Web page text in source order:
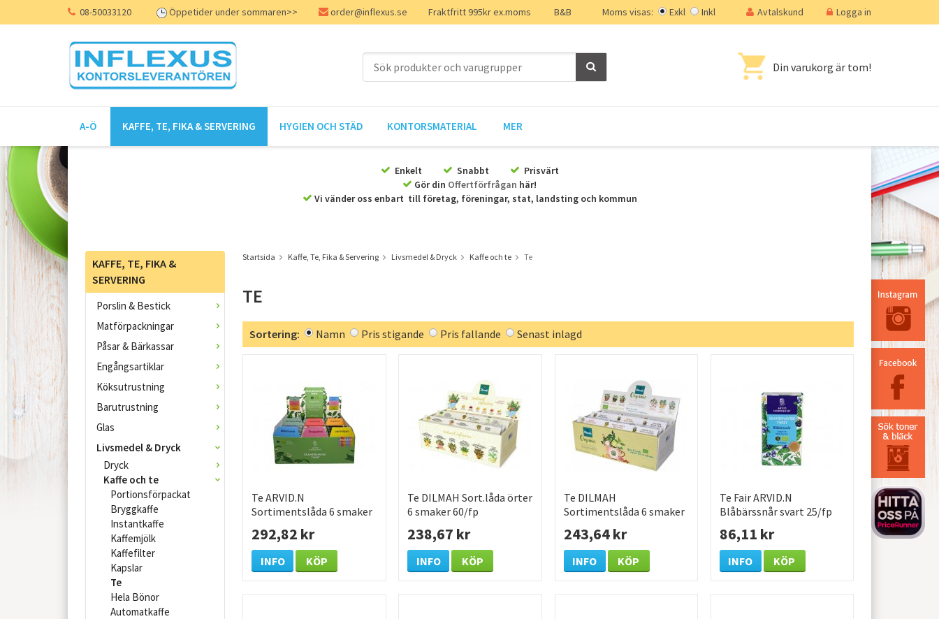
08-50033120 Öppetider under sommaren>> order@inflexus.se Fraktfritt 995kr ex.moms B&B Avtalskund Logga in
Moms visas: Exkl Inkl
Din varukorg är tom!
A-Ö KAFFE, TE, FIKA & SERVERING HYGIEN OCH STÄD KONTORSMATERIAL MER
Enkelt Snabbt
Prisvärt
Gör din Offertförfrågan här!
Vi vänder oss enbart till företag, föreningar, stat, landsting och kommun
KAFFE, TE, FIKA &
SERVERING
Porslin & Bestick
Matförpackningar
Påsar & Bärkassar
Engångsartiklar
Köksutrustning
Barutrustning
Glas
Livsmedel & Dryck
Dryck
Kaffe och te
Portionsförpackat
Bryggkaffe
Instantkaffe
Kaffemjölk
Kaffefilter
Kapslar
Te
Hela Bönor
Automatkaffe
Startsida Kaffe, Te, Fika & Servering Livsmedel & Dryck Kaffe och te Te
TE
Sortering: Namn Pris stigande Pris fallande Senast inlagd
Te ARVID.N
Sortimentslåda 6 smaker
292,82 kr
INFO KÖP
Te DILMAH Sort.låda örter
6 smaker 60/fp
238,67 kr
INFO KÖP
Te DILMAH
Sortimentslåda 6 smaker
243,64 kr
INFO KÖP
Te Fair ARVID.N
Blåbärssnår svart 25/fp
86,11 kr
INFO KÖP